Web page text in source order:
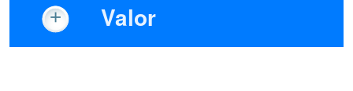
Valor